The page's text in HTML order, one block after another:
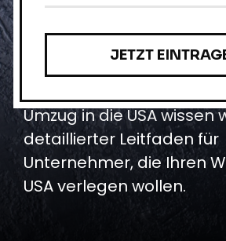
Als
USA umziehen
Umzug in die USA wissen
detaillierter Leitfaden für
Unternehmer, die Ihren
USA verlegen wollen.